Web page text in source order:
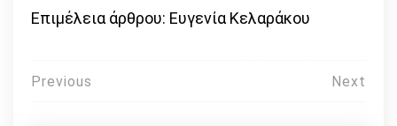
Επιμέλεια άρθρου: Ευγενία Κελαράκου
Πλοήγηση
Previous Next